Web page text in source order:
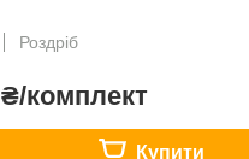
Роздріб
₴/комплект
Купити